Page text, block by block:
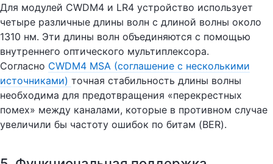
Для модулей CWDM4 и LR4 устройство использует
четыре различные длины волн с длиной волны около
1310 нм. Эти длины волн объединяются с помощью
внутреннего оптического мультиплексора.
Согласно CWDM4 MSA (соглашение с несколькими
источниками) точная стабильность длины волны
необходима для предотвращения «перекрестных
помех» между каналами, которые в противном случае
увеличили бы частоту ошибок по битам (BER).